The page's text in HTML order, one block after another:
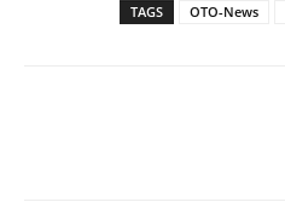
TAGS OTO-News